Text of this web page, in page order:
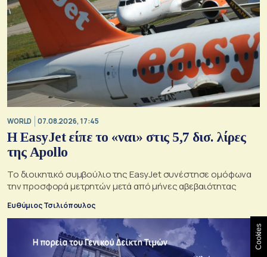
WORLD 07.08.2026, 17:45
Η EasyJet είπε το «ναι» στις 5,7 δισ. λίρες
της Apollo
Το διοικητικό συμβούλιο της EasyJet συνέστησε ομόφωνα
την προσφορά μετρητών μετά από μήνες αβεβαιότητας
Ευθύμιος Τσιλιόπουλος
Cookies